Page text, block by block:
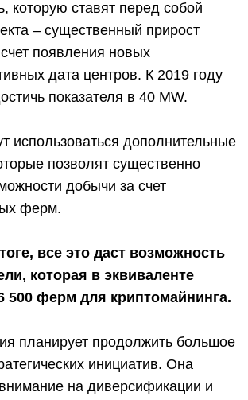
которую ставят перед собой
– существенный прирост
появления новых
дата центров. К 2019 году
показателя в 40 MW.
использоваться дополнительные
позволят существенно
добычи за счет
ферм.
все это даст возможность
которая в эквиваленте
500 ферм для криптомайнинга.
планирует продолжить большое
инициатив. Она
на диверсификации и